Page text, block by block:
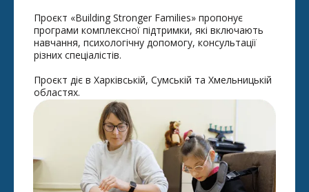
Проєкт «Building Stronger Families» пропонує
програми комплексної підтримки, які включають
навчання, психологічну допомогу, консультації
різних спеціалістів.
Проєкт діє в Харківській, Сумській та Хмельницькій
областях.